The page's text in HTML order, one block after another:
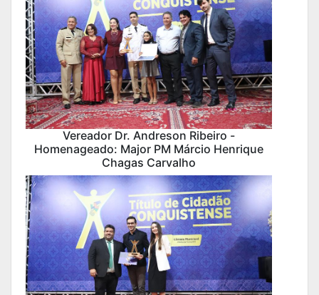
Vereador Dr. Andreson Ribeiro -
Homenageado: Major PM Márcio Henrique
Chagas Carvalho